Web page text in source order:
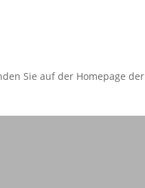
Sie auf der Homepage der